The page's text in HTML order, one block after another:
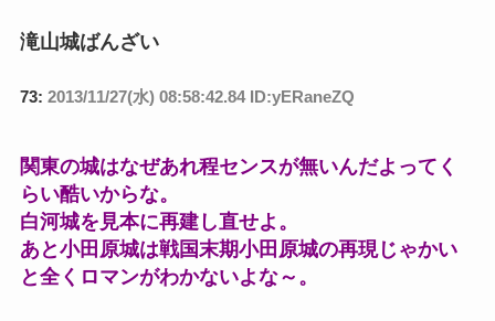
滝山城ばんざい
73: 2013/11/27(水) 08:58:42.84 ID:yERaneZQ
関東の城はなぜあれ程センスが無いんだよってく
らい酷いからな。
白河城を見本に再建し直せよ。
あと小田原城は戦国末期小田原城の再現じゃかい
と全くロマンがわかないよな～。